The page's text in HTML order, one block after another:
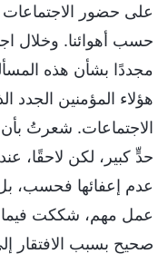
على حضور الاجتماعات
حسب أهوائنا. وخلال
مجددًا بشأن هذه
هؤلاء المؤمنين الجدد
الاجتماعات. شعرتُ
حدٍّ كبير، لكن لاحقًا،
عدم إعفائها فحسب،
عمل مهم، شككت فيما
صحيح بسبب الافتقار